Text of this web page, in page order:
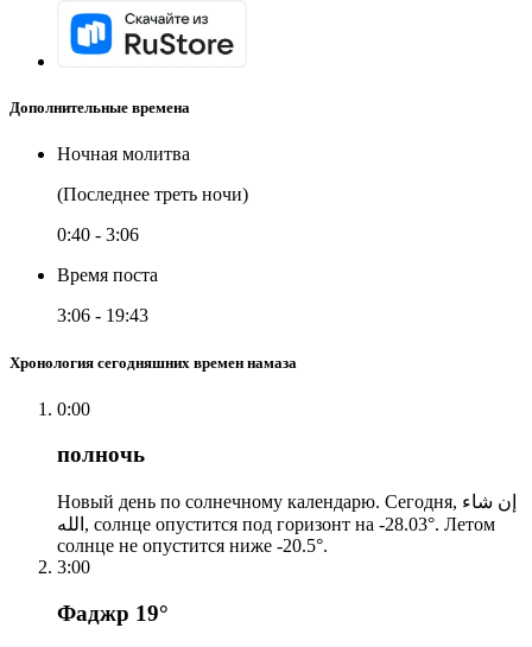
Дополнительные времена
Ночная молитва
(Последнее треть ночи)
0:40 - 3:06
Время поста
3:06 - 19:43
Хронология сегодняшних времен намаза
0:00
полночь
Новый день по солнечному календарю. Сегодня, إن شاء
الله, солнце опустится под горизонт на -28.03°. Летом
солнце не опустится ниже -20.5°.
3:00
Фаджр 19°